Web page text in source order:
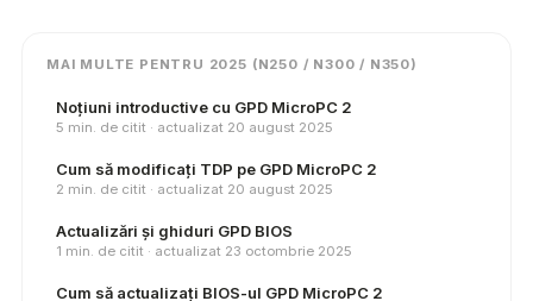
MAI MULTE PENTRU 2025 (N250 / N300 / N350)
Noțiuni introductive cu GPD MicroPC 2
5 min. de citit · actualizat 20 august 2025
Cum să modificați TDP pe GPD MicroPC 2
2 min. de citit · actualizat 20 august 2025
Actualizări și ghiduri GPD BIOS
1 min. de citit · actualizat 23 octombrie 2025
Cum să actualizați BIOS-ul GPD MicroPC 2